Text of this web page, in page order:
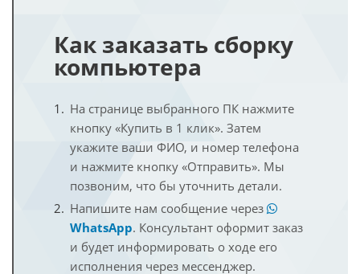
Как заказать сборку
компьютера
На странице выбранного ПК нажмите
кнопку «Купить в 1 клик». Затем
укажите ваши ФИО, и номер телефона
и нажмите кнопку «Отправить». Мы
позвоним, что бы уточнить детали.
Напишите нам сообщение через
WhatsApp. Консультант оформит заказ
и будет информировать о ходе его
исполнения через мессенджер.